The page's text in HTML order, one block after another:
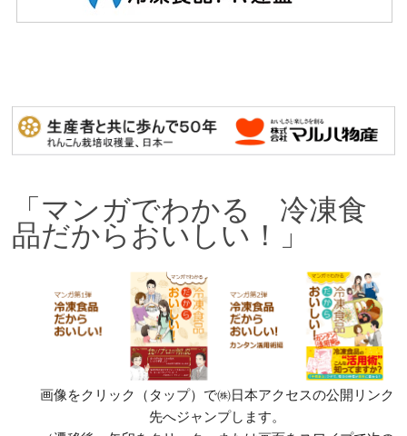
「マンガでわかる 冷凍食
品だからおいしい！」
画像をクリック（タップ）で㈱日本アクセスの公開リンク
先へジャンプします。